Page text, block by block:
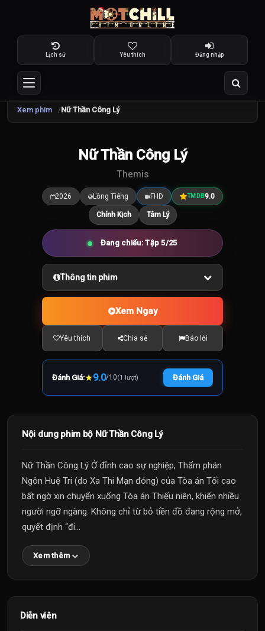
Lịch sử Yêu thích Đăng nhập
Xem phim Nữ Thần Công Lý
9.0
Nữ Thần Công Lý
Themis
2026 Lồng Tiếng FHD TMDB9.0
Chính Kịch Tâm Lý
Đang chiếu: Tập 5/25
Thông tin phim
Xem Ngay
Yêu thích Chia sẻ Báo lỗi
Đánh Giá:★9.0/10(1 lượt) Đánh Giá
Nội dung phim bộ Nữ Thần Công Lý
Nữ Thần Công Lý Ở đỉnh cao sự nghiệp, Thẩm phán
Ngôn Huệ Tri (do Xa Thi Mạn đóng) của Tòa án Tối cao
bất ngờ xin chuyển xuống Tòa án Thiếu niên, khiến nhiều
người ngỡ ngàng. Không chỉ từ bỏ tiền đồ đang rộng mở,
quyết định “đi...
Xem thêm
Diễn viên